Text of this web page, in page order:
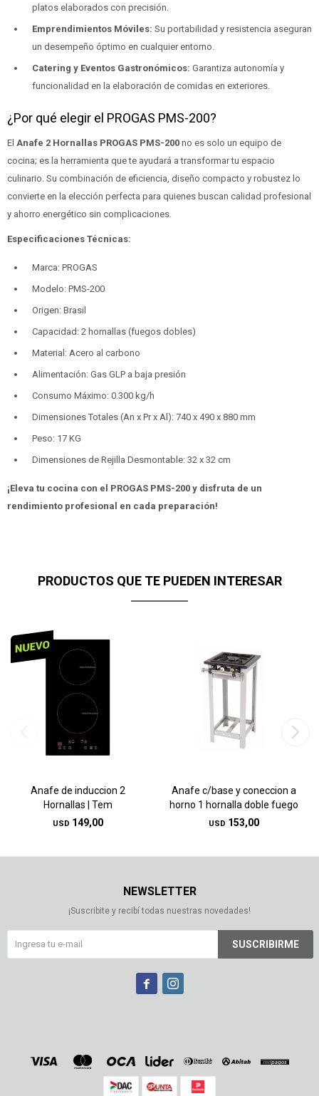
platos elaborados con precisión.
Emprendimientos Móviles: Su portabilidad y resistencia aseguran
un desempeño óptimo en cualquier entorno.
Catering y Eventos Gastronómicos: Garantiza autonomía y
funcionalidad en la elaboración de comidas en exteriores.
¿Por qué elegir el PROGAS PMS-200?
El Anafe 2 Hornallas PROGAS PMS-200 no es solo un equipo de
cocina; es la herramienta que te ayudará a transformar tu espacio
culinario. Su combinación de eficiencia, diseño compacto y robustez lo
convierte en la elección perfecta para quienes buscan calidad profesional
y ahorro energético sin complicaciones.
Especificaciones Técnicas:
Marca: PROGAS
Modelo: PMS-200
Origen: Brasil
Capacidad: 2 hornallas (fuegos dobles)
Material: Acero al carbono
Alimentación: Gas GLP a baja presión
Consumo Máximo: 0.300 kg/h
Dimensiones Totales (An x Pr x Al): 740 x 490 x 880 mm
Peso: 17 KG
Dimensiones de Rejilla Desmontable: 32 x 32 cm
¡Eleva tu cocina con el PROGAS PMS-200 y disfruta de un
rendimiento profesional en cada preparación!
PRODUCTOS QUE TE PUEDEN INTERESAR
Anafe de induccion 2
Hornallas | Tem
USD 149,00
Anafe c/base y coneccion a
horno 1 hornalla doble fuego
USD 153,00
NEWSLETTER
¡Suscribite y recibí todas nuestras novedades!
SUSCRIBIRME
 